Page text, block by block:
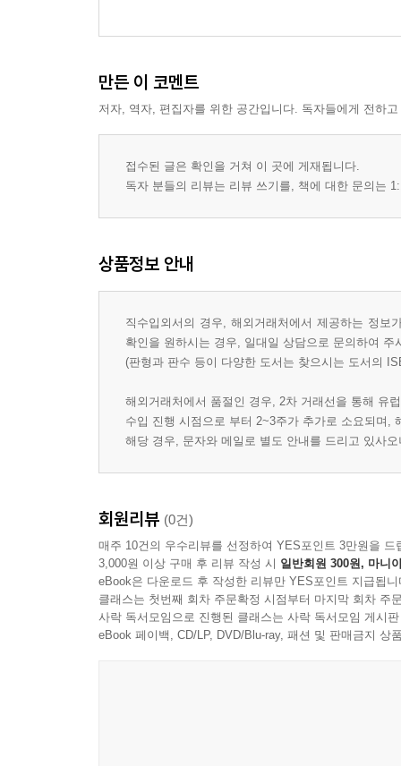
만든 이 코멘트
저자, 역자, 편집자를 위한 공간입니다. 독자들에게 전하
접수된 글은 확인을 거쳐 이 곳에 게재됩니다.
독자 분들의 리뷰는 리뷰 쓰기를, 책에 대한 문의는
상품정보 안내
직수입외서의 경우, 해외거래처에서 제공하는 정
확인을 원하시는 경우, 일대일 상담으로 문의하여 주
(판형과 판수 등이 다양한 도서는 찾으시는 도서의
해외거래처에서 품절인 경우, 2차 거래선을 통해 유
수입 진행 시점으로 부터 2~3주가 추가로 소요되며,
해당 경우, 문자와 메일로 별도 안내를 드리고 있사
회원리뷰 (0건)
매주 10건의 우수리뷰를 선정하여 YES포인트 3만원을 드
3,000원 이상 구매 후 리뷰 작성 시 일반회원 300원, 마니
eBook은 다운로드 후 작성한 리뷰만 YES포인트 지급됩니
클래스는 첫번째 회차 주문확정 시점부터 마지막 회차 주
사락 독서모임으로 진행된 클래스는 사락 독서모임 게시
eBook 페이백, CD/LP, DVD/Blu-ray, 패션 및 판매금지 상